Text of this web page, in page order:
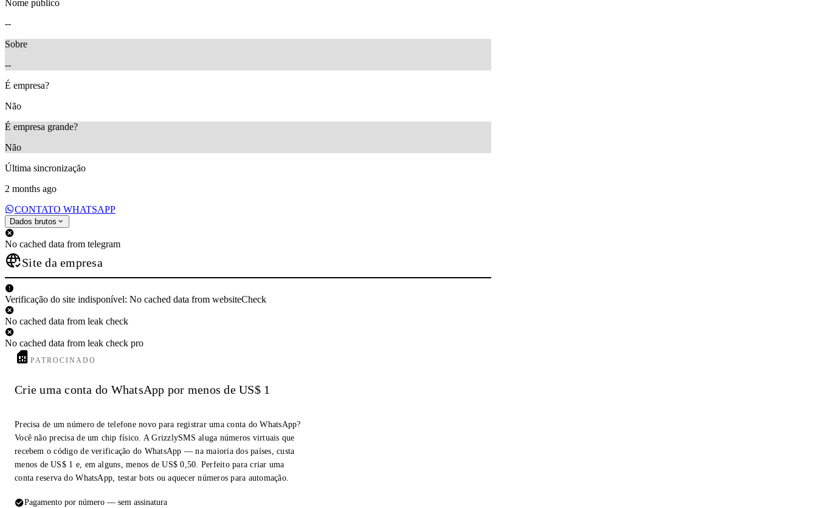
Nome público
--
Sobre
--
É empresa?
Não
É empresa grande?
Não
Última sincronização
2 months ago
CONTATO WHATSAPP
Dados brutos
No cached data from telegram
Site da empresa
Verificação do site indisponível: No cached data from websiteCheck
No cached data from leak check
No cached data from leak check pro
PATROCINADO
Crie uma conta do WhatsApp por menos de US$ 1
Precisa de um número de telefone novo para registrar uma conta do WhatsApp?
Você não precisa de um chip físico. A GrizzlySMS aluga números virtuais que
recebem o código de verificação do WhatsApp — na maioria dos países, custa
menos de US$ 1 e, em alguns, menos de US$ 0,50. Perfeito para criar uma
conta reserva do WhatsApp, testar bots ou aquecer números para automação.
Pagamento por número — sem assinatura